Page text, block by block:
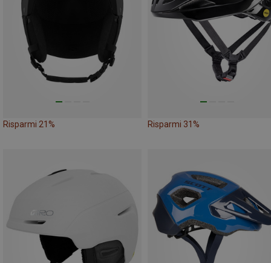
Risparmi 21% Risparmi 31%